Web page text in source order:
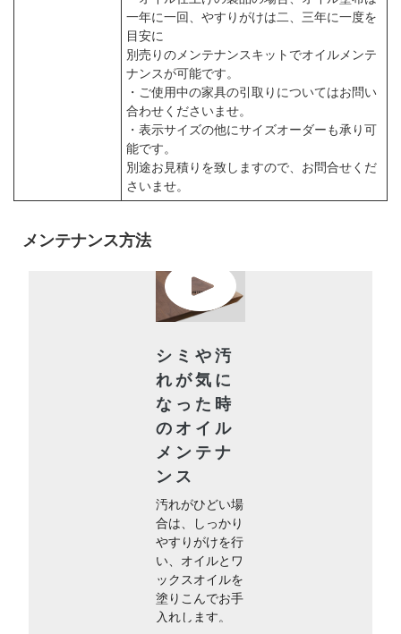
一年に一回、やすりがけは二、三年に一度を
目安に
別売りのメンテナンスキットでオイルメンテ
ナンスが可能です。
・ご使用中の家具の引取りについてはお問い
合わせくださいませ。
・表示サイズの他にサイズオーダーも承り可
能です。
別途お見積りを致しますので、お問合せくだ
さいませ。
メンテナンス方法
シミや汚
れが気に
なった時
のオイル
メンテナ
ンス
汚れがひどい場
合は、しっかり
やすりがけを行
い、オイルとワ
ックスオイルを
塗りこんでお手
入れします。